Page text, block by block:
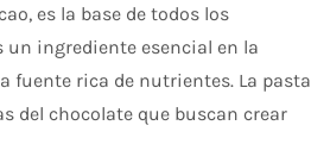
es la base de todos los
un ingrediente esencial en la
fuente rica de nutrientes. La pasta
del chocolate que buscan crear